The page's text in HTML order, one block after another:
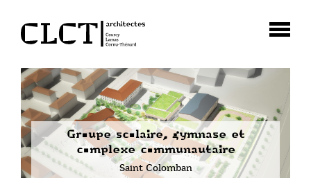
Groupe scolaire, gymnase et
complexe communautaire
Saint Colomban